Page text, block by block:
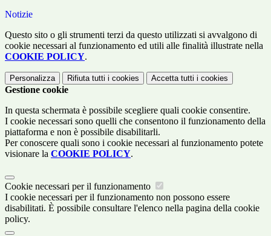
Notizie
Questo sito o gli strumenti terzi da questo utilizzati si avvalgono di
cookie necessari al funzionamento ed utili alle finalità illustrate nella
COOKIE POLICY.
Personalizza Rifiuta tutti i cookies Accetta tutti i cookies
Gestione cookie
In questa schermata è possibile scegliere quali cookie consentire.
I cookie necessari sono quelli che consentono il funzionamento della
piattaforma e non è possibile disabilitarli.
Per conoscere quali sono i cookie necessari al funzionamento potete
visionare la COOKIE POLICY.
Cookie necessari per il funzionamento
I cookie necessari per il funzionamento non possono essere
disabilitati. È possibile consultare l'elenco nella pagina della cookie
policy.